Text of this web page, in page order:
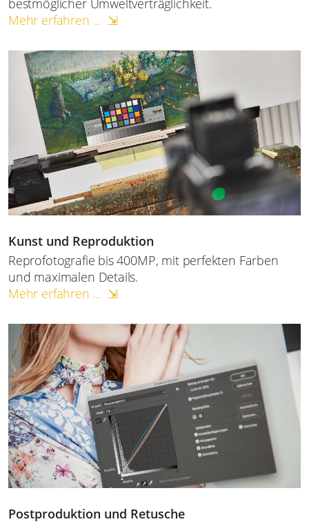
bestmöglicher Umweltverträglichkeit.
Mehr erfahren ... ⇲
Kunst und Reproduktion
Reprofotografie bis 400MP, mit perfekten Farben
und maximalen Details.
Mehr erfahren ... ⇲
Postproduktion und Retusche